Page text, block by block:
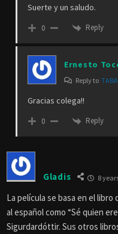
Suerte y un saludo.
0 Reply
Ernesto
Reply to
Gracias colega!!
0 Reply
Gladis 8
La película se basa en el libro
al español como “Sé quien
Sigurdardóttir. Sus otros